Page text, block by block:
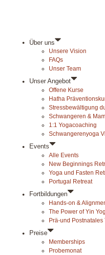
Über uns
Unsere Vision
FAQs
Unser Team
Unser Angebot
Offene Kurse
Hatha
Stressbewältigung
Schwangeren &
1:1 Yogacoaching
Schwangerenyoga
Events
Alle Events
New Beginnings
Yoga und Fasten
Portugal Retreat
Fortbildungen
Hands-on &
The Power of Yin
Prä-und Postnatales
Preise
Memberships
Probemonat